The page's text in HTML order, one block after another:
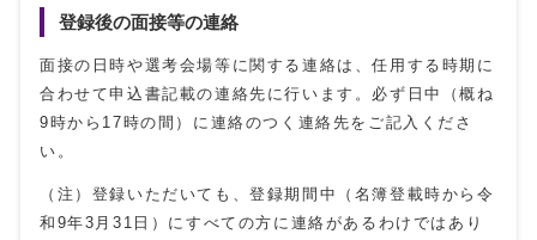
登録後の面接等の連絡
面接の日時や選考会場等に関する連絡は、任用する時期に
合わせて申込書記載の連絡先に行います。必ず日中（概ね
9時から17時の間）に連絡のつく連絡先をご記入くださ
い。
（注）登録いただいても、登録期間中（名簿登載時から令
和9年3月31日）にすべての方に連絡があるわけではあり